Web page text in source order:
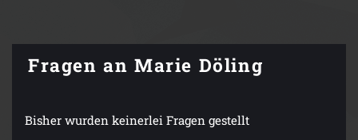
Fragen an Marie Döling
Bisher wurden keinerlei Fragen gestellt